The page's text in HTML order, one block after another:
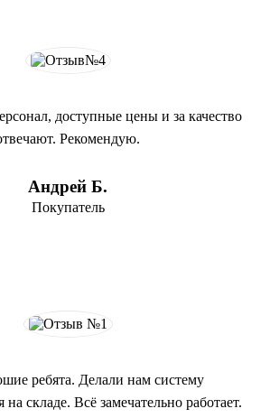
доступные цены и за качество
Рекомендую.
Андрей Б.
Покупатель
ребята. Делали нам систему
складе. Всё замечательно работает.